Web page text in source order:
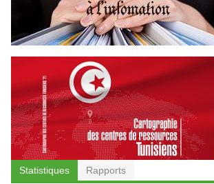
Statistiques Rapports